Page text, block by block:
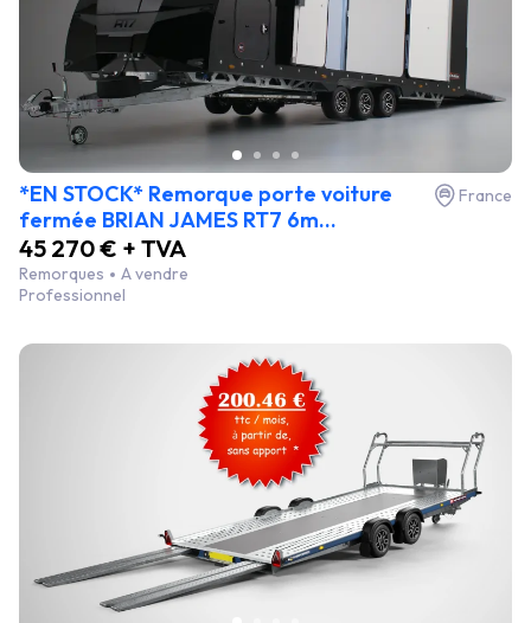
*EN STOCK* Remorque porte voiture
fermée BRIAN JAMES RT7 6m...
France
45 270 € + TVA
Remorques
A vendre
Professionnel